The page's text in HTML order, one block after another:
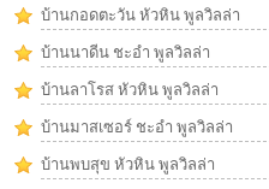
บ้านกอดตะวัน หัวหิน พูลวิลล่า
บ้านนาดีน ชะอำ พูลวิลล่า
บ้านลาโรส หัวหิน พูลวิลล่า
บ้านมาสเซอร์ ชะอำ พูลวิลล่า
บ้านพบสุข หัวหิน พูลวิลล่า